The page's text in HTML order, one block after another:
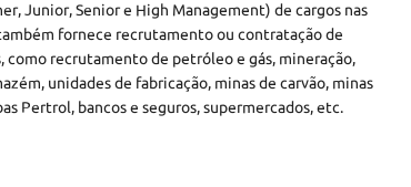
Junior, Senior e High Management) de cargos nas
fornece recrutamento ou contratação de
como recrutamento de petróleo e gás, mineração,
unidades de fabricação, minas de carvão, minas
Pertrol, bancos e seguros, supermercados, etc.